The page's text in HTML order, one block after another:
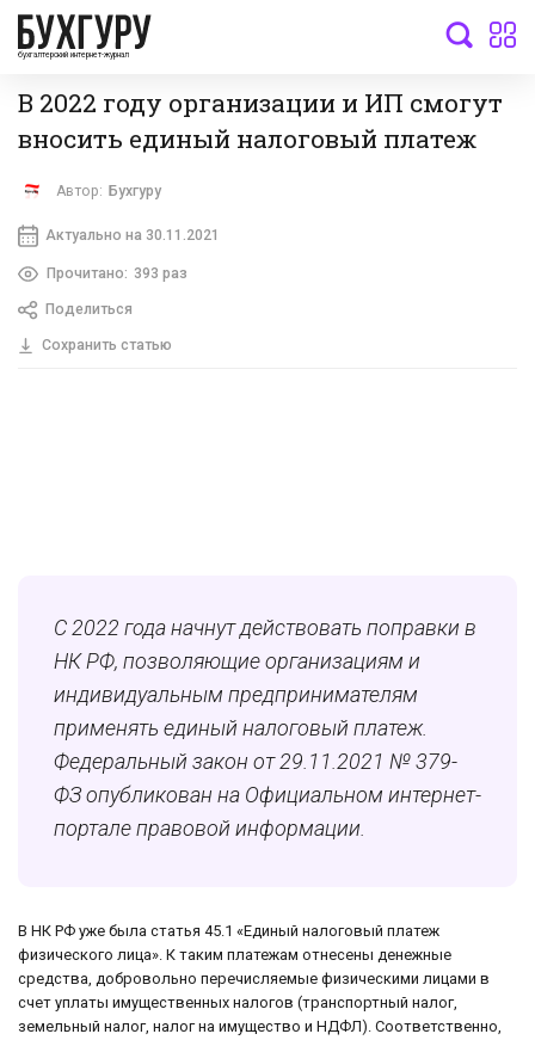
бухгалтерский интернет-журнал
В 2022 году организации и ИП смогут
вносить единый налоговый платеж
Автор: Бухгуру
Актуально на 30.11.2021
Прочитано: 393 раз
Поделиться
Сохранить статью
С 2022 года начнут действовать поправки в
НК РФ, позволяющие организациям и
индивидуальным предпринимателям
применять единый налоговый платеж.
Федеральный закон от 29.11.2021 № 379-
ФЗ опубликован на Официальном интернет-
портале правовой информации.
В НК РФ уже была статья 45.1 «Единый налоговый платеж
физического лица». К таким платежам отнесены денежные
средства, добровольно перечисляемые физическими лицами в
счет уплаты имущественных налогов (транспортный налог,
земельный налог, налог на имущество и НДФЛ). Соответственно,